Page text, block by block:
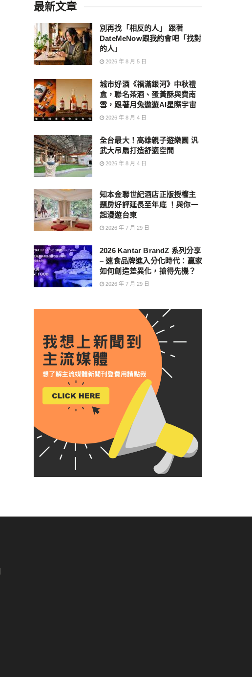
最新文章
別再找「相反的人」 跟著
DateMeNow跟我約會吧「找對
的人」
2026 年 8 月 5 日
城市好酒《福滿銀河》中秋禮
盒，聯名茶酒、蛋黃酥與費南
雪，跟著月兔遨遊AI星際宇宙
2026 年 8 月 4 日
全台最大！高雄親子遊樂園 汎
武大吊扇打造舒適空間
2026 年 8 月 4 日
知本金聯世紀酒店正版授權主
題房好評延長至年底 ！與你一
起漫遊台東
2026 年 7 月 29 日
2026 Kantar BrandZ 系列分享
– 速食品牌進入分化時代：贏家
如何創造差異化，搶得先機？
2026 年 7 月 29 日